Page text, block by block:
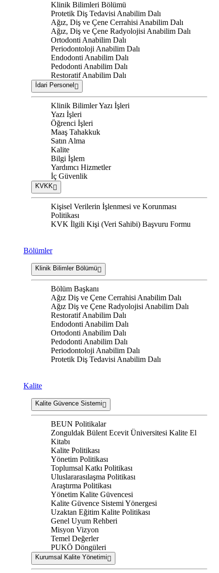
Klinik Bilimleri Bölümü
Protetik Diş Tedavisi Anabilim Dalı
Ağız, Diş ve Çene Cerrahisi Anabilim Dalı
Ağız, Diş ve Çene Radyolojisi Anabilim Dalı
Ortodonti Anabilim Dalı
Periodontoloji Anabilim Dalı
Endodonti Anabilim Dalı
Pedodonti Anabilim Dalı
Restoratif Anabilim Dalı
İdari Personel
Klinik Bilimler Yazı İşleri
Yazı İşleri
Öğrenci İşleri
Maaş Tahakkuk
Satın Alma
Kalite
Bilgi İşlem
Yardımcı Hizmetler
İç Güvenlik
KVKK
Kişisel Verilerin İşlenmesi ve Korunması
Politikası
KVK İlgili Kişi (Veri Sahibi) Başvuru Formu
Bölümler
Klinik Bilimler Bölümü
Bölüm Başkanı
Ağız Diş ve Çene Cerrahisi Anabilim Dalı
Ağız Diş ve Çene Radyolojisi Anabilim Dalı
Restoratif Anabilim Dalı
Endodonti Anabilim Dalı
Ortodonti Anabilim Dalı
Pedodonti Anabilim Dalı
Periodontoloji Anabilim Dalı
Protetik Diş Tedavisi Anabilim Dalı
Kalite
Kalite Güvence Sistemi
BEUN Politikalar
Zonguldak Bülent Ecevit Üniversitesi Kalite El
Kitabı
Kalite Politikası
Yönetim Politikası
Toplumsal Katkı Politikası
Uluslararasılaşma Politikası
Araştırma Politikası
Yönetim Kalite Güvencesi
Kalite Güvence Sistemi Yönergesi
Uzaktan Eğitim Kalite Politikası
Genel Uyum Rehberi
Misyon Vizyon
Temel Değerler
PUKÖ Döngüleri
Kurumsal Kalite Yönetimi